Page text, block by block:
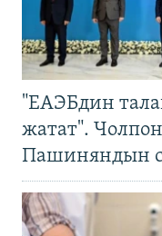
"ЕАЭБдин
жатат".
Пашиняндын